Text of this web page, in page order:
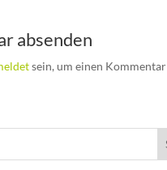
absenden
sein, um einen Kommentar